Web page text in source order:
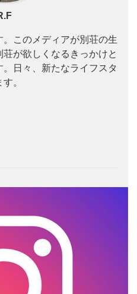
このメディアが別荘の生
が欲しくなるきっかけと
日々、新たなライフスタ
。